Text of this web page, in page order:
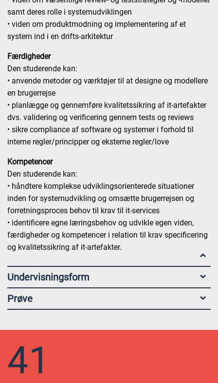
samt deres rolle i systemudviklingen
• viden om produktmodning og implementering af et
system ind i en drifts-arkitektur
Færdigheder
Den studerende kan:
• anvende metoder og værktøjer til at designe og modellere
en brugerrejse
• planlægge og gennemføre kvalitetssikring af it-artefakter
dvs. validering og verificering gennem tests og reviews
• sikre compliance af software og systemer i forhold til
interne regler/principper og eksterne regler/love
Kompetencer
Den studerende kan:
• håndtere komplekse udviklingsorienterede situationer
inden for systemudvikling og omsætte brugerrejsen og
forretningsproces behov til krav til it-services
• identificere egne læringsbehov og udvikle egen viden,
færdigheder og kompetencer i relation til krav specificering
og kvalitetssikring af it-artefakter.
Undervisningsform
Prøve
41